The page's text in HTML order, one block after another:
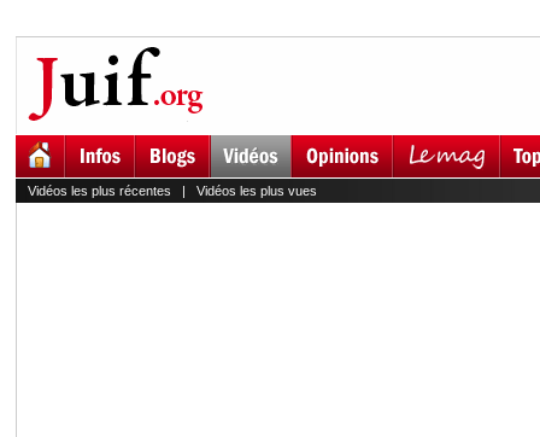
Vidéos les plus récentes | Vidéos les plus vues